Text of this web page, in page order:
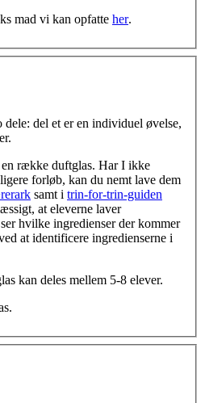
mad vi kan opfatte her.
del et er en individuel øvelse,
række duftglas. Har I ikke
forløb, kan du nemt lave dem
samt i trin-for-trin-guiden
at eleverne laver
hvilke ingredienser der kommer
at identificere ingredienserne i
kan deles mellem 5-8 elever.